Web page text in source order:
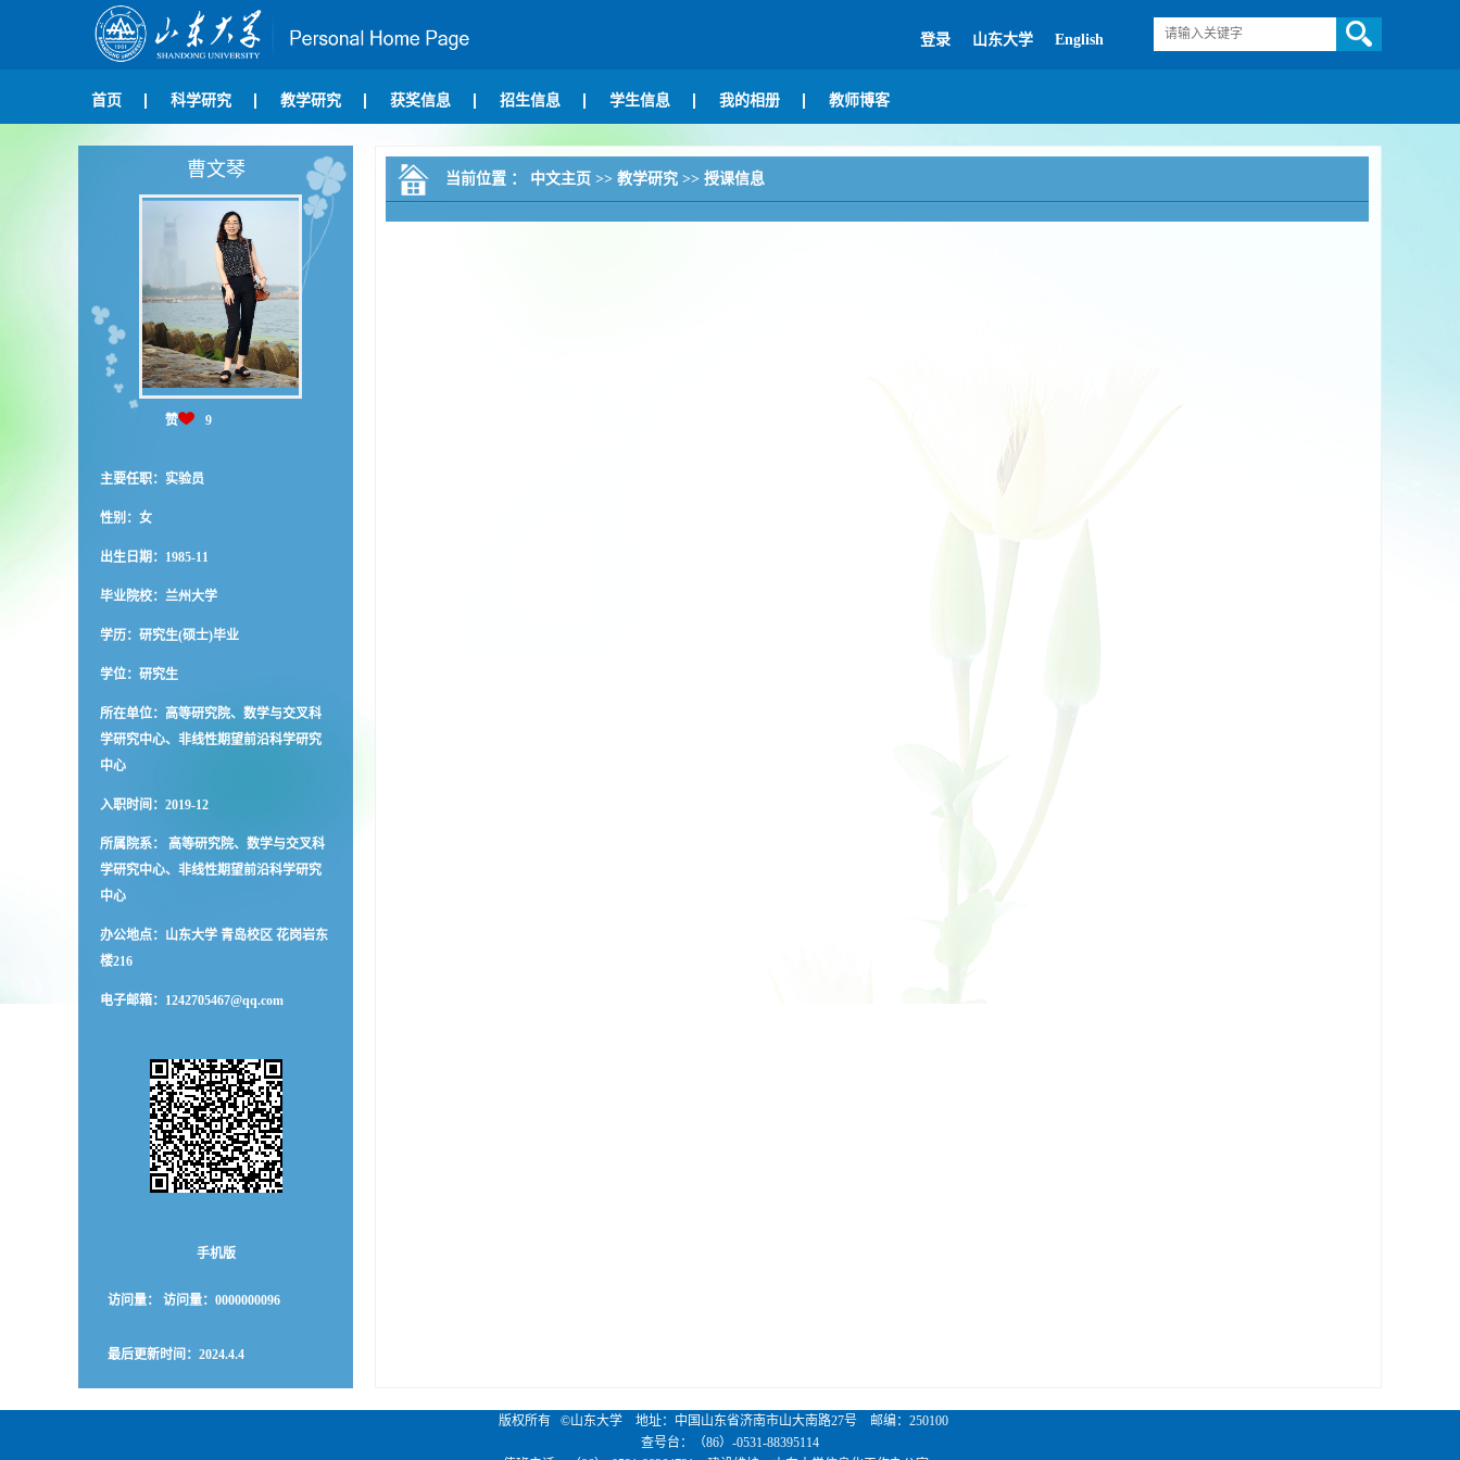
登录 山东大学 English
首页 科学研究 教学研究 获奖信息 招生信息 学生信息 我的相册 教师博客
曹文琴
赞 9
主要任职：实验员
性别：女
出生日期：1985-11
毕业院校：兰州大学
学历：研究生(硕士)毕业
学位：研究生
所在单位：高等研究院、数学与交叉科
学研究中心、非线性期望前沿科学研究
中心
入职时间：2019-12
所属院系： 高等研究院、数学与交叉科
学研究中心、非线性期望前沿科学研究
中心
办公地点：山东大学 青岛校区 花岗岩东
楼216
电子邮箱： 1242705467@qq.com
手机版
访问量： 访问量： 0000000096
最后更新时间： 2024.4.4
当前位置 ： 中文主页 >> 教学研究 >> 授课信息
版权所有 ©山东大学 地址：中国山东省济南市山大南路27号 邮编：250100
查号台：（86）-0531-88395114